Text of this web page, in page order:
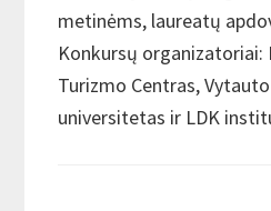
metinėms, laureatų
Konkursų organizatoriai:
Turizmo Centras,
universitetas ir LDK